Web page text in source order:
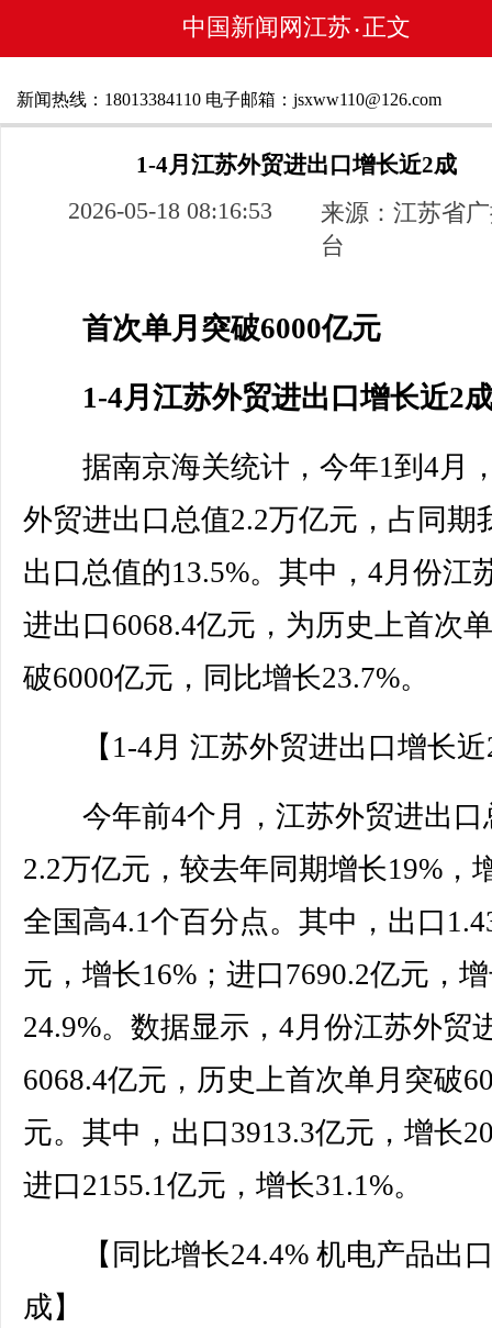
中国新闻网江苏 • 正文
新闻热线：18013384110 电子邮箱：jsxww110@126.com
1-4月江苏外贸进出口增长近2成
2026-05-18 08:16:53
来源：江苏省
台
首次单月突破6000亿元
1-4月江苏外贸进出口增长近2
据南京海关统计，今年1到4月
外贸进出口总值2.2万亿元，占同期
出口总值的13.5%。其中，4月份江
进出口6068.4亿元，为历史上首次
破6000亿元，同比增长23.7%。
【1-4月 江苏外贸进出口增长近
今年前4个月，江苏外贸进出口
2.2万亿元，较去年同期增长19%，
全国高4.1个百分点。其中，出口
元，增长16%；进口7690.2亿元，
24.9%。数据显示，4月份江苏外贸
6068.4亿元，历史上首次单月突破
元。其中，出口3913.3亿元，增长
进口2155.1亿元，增长31.1%。
【同比增长24.4% 机电产品出
成】